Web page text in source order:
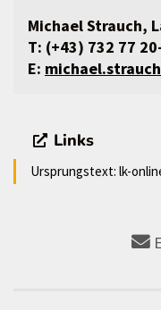
Michael Strauch,
T: (+43) 732 77
E:
Links
Ursprungstext: lk-